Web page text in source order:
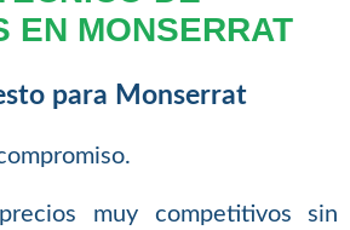
EN MONSERRAT
para Monserrat
muy competitivos sin